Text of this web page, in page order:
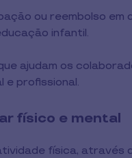
ou reembolso em
infantil.
ajudam os
e profissional.
físico e mental
física, através